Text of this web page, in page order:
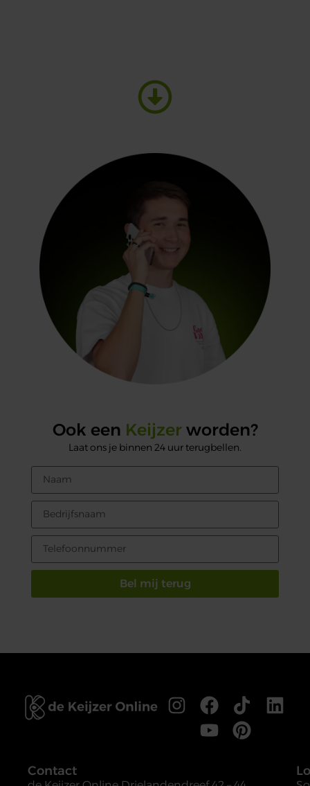
Ook een Keijzer worden?
Laat ons je binnen 24 uur terugbellen.
Bel mij terug
Contact